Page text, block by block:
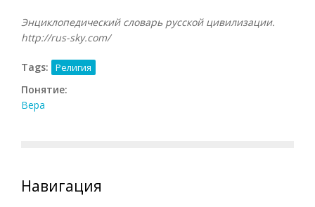
Энциклопедический словарь русской цивилизации.
http://rus-sky.com/
Tags: Религия
Понятие:
Вера
Навигация